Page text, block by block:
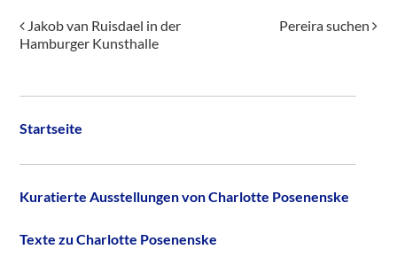
Beitragsnavigation
Jakob van Ruisdael in der
Hamburger Kunsthalle
Pereira suchen
Startseite
Kuratierte Ausstellungen von Charlotte Posenenske
Texte zu Charlotte Posenenske